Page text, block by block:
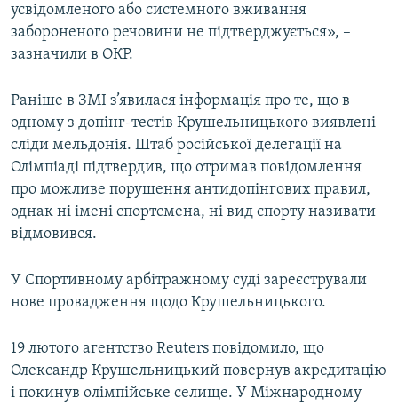
усвідомленого або системного вживання
забороненого речовини не підтверджується», –
зазначили в ОКР.
Раніше в ЗМІ з’явилася інформація про те, що в
одному з допінг-тестів Крушельницького виявлені
сліди мельдонія. Штаб російської делегації на
Олімпіаді підтвердив, що отримав повідомлення
про можливе порушення антидопінгових правил,
однак ні імені спортсмена, ні вид спорту називати
відмовився.
У Спортивному арбітражному суді зареєстрували
нове провадження щодо Крушельницького.
19 лютого агентство Reuters повідомило, що
Олександр Крушельницький повернув акредитацію
і покинув олімпійське селище. У Міжнародному